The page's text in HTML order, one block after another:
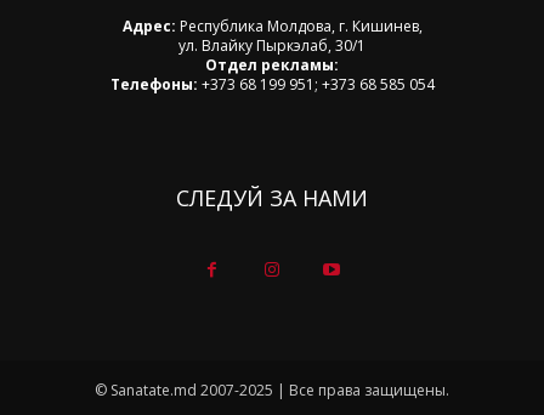
Адрес: Республика Молдова, г. Кишинев,
ул. Влайку Пыркэлаб, 30/1
Отдел рекламы:
Телефоны: +373 68 199 951; +373 68 585 054
СЛЕДУЙ ЗА НАМИ
© Sanatate.md 2007-2025 | Все права защищены.